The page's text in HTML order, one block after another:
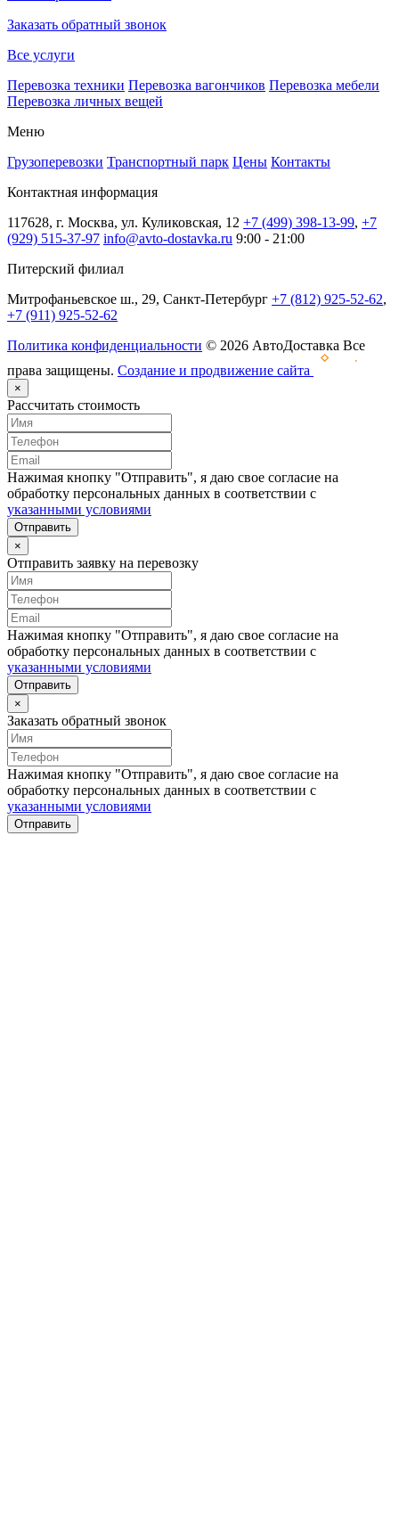
Заказать обратный звонок
Все услуги
Перевозка техники Перевозка вагончиков Перевозка мебели
Перевозка личных вещей
Меню
Грузоперевозки Транспортный парк Цены Контакты
Контактная информация
117628, г. Москва, ул. Куликовская, 12 +7 (499) 398-13-99, +7
(929) 515-37-97 info@avto-dostavka.ru 9:00 - 21:00
Питерский филиал
Митрофаньевское ш., 29, Санкт-Петербург +7 (812) 925-52-62,
+7 (911) 925-52-62
Политика конфиденциальности © 2026 АвтоДоставка Все
права защищены. Создание и продвижение сайта
×
Рассчитать стоимость
Нажимая кнопку "Отправить", я даю свое согласие на
обработку персональных данных в соответствии с
указанными условиями
Отправить
×
Отправить заявку на перевозку
Нажимая кнопку "Отправить", я даю свое согласие на
обработку персональных данных в соответствии с
указанными условиями
Отправить
×
Заказать обратный звонок
Нажимая кнопку "Отправить", я даю свое согласие на
обработку персональных данных в соответствии с
указанными условиями
Отправить